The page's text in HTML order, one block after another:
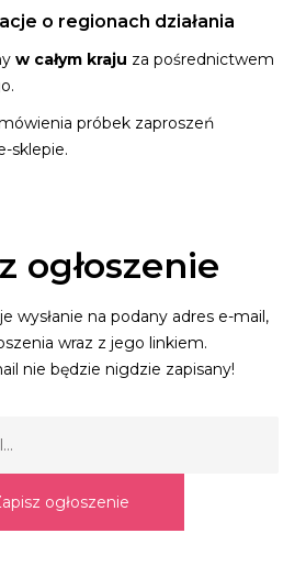
o regionach działania
w całym kraju za pośrednictwem
próbek zaproszeń
sklepie.
ogłoszenie
wysłanie na podany adres e-mail,
wraz z jego linkiem.
nie będzie nigdzie zapisany!
ogłoszenie